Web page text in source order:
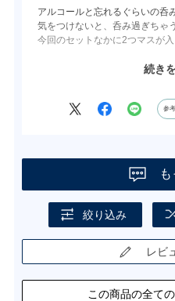
アルコールと忘れるぐらいの呑
気をつけないと、呑み過ぎちゃ
今回のセットなかに2つマスが
若い女性が喜ぶボトルでもあり
続き
参
絞り込み
レビ
この商品の全て